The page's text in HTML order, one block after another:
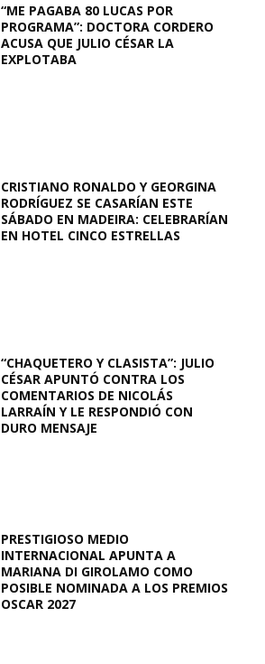
“ME PAGABA 80 LUCAS POR
PROGRAMA”: DOCTORA CORDERO
ACUSA QUE JULIO CÉSAR LA
EXPLOTABA
CRISTIANO RONALDO Y GEORGINA
RODRÍGUEZ SE CASARÍAN ESTE
SÁBADO EN MADEIRA: CELEBRARÍAN
EN HOTEL CINCO ESTRELLAS
“CHAQUETERO Y CLASISTA”: JULIO
CÉSAR APUNTÓ CONTRA LOS
COMENTARIOS DE NICOLÁS
LARRAÍN Y LE RESPONDIÓ CON
DURO MENSAJE
PRESTIGIOSO MEDIO
INTERNACIONAL APUNTA A
MARIANA DI GIROLAMO COMO
POSIBLE NOMINADA A LOS PREMIOS
OSCAR 2027